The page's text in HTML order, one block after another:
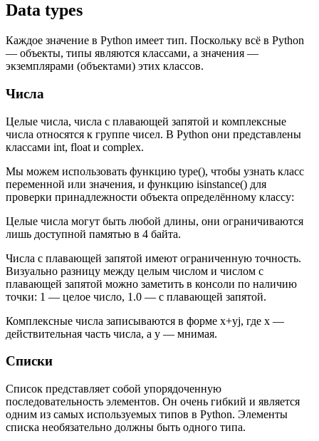
Data types
Каждое значение в Python имеет тип. Поскольку всё в Python
— объекты, типы являются классами, а значения —
экземплярами (объектами) этих классов.
Числа
Целые числа, числа с плавающей запятой и комплексные
числа относятся к группе чисел. В Python они представлены
классами int, float и complex.
Мы можем использовать функцию type(), чтобы узнать класс
переменной или значения, и функцию isinstance() для
проверки принадлежности объекта определённому классу:
Целые числа могут быть любой длины, они ограничиваются
лишь доступной памятью в 4 байта.
Числа с плавающей запятой имеют ограниченную точность.
Визуально разницу между целым числом и числом с
плавающей запятой можно заметить в консоли по наличию
точки: 1 — целое число, 1.0 — с плавающей запятой.
Комплексные числа записываются в форме x+yj, где x —
действительная часть числа, а y — мнимая.
Списки
Список представляет собой упорядоченную
последовательность элементов. Он очень гибкий и является
одним из самых используемых типов в Python. Элементы
списка необязательно должны быть одного типа.